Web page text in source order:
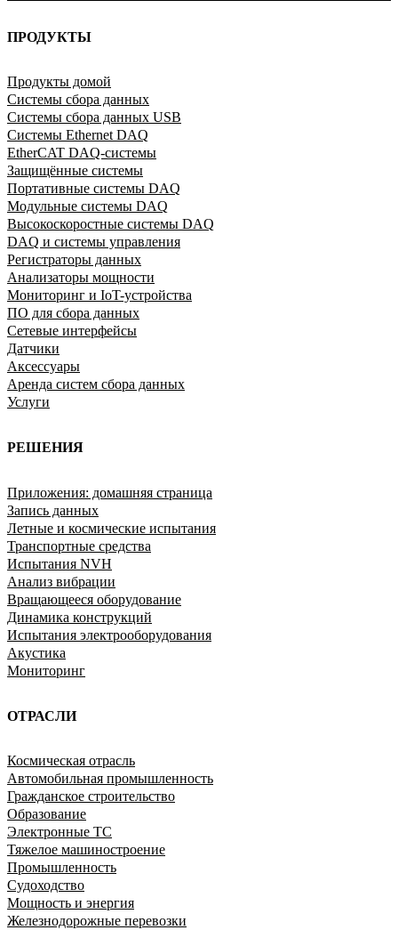
ПРОДУКТЫ
Продукты домой
Системы сбора данных
Системы сбора данных USB
Системы Ethernet DAQ
EtherCAT DAQ-системы
Защищённые системы
Портативные системы DAQ
Модульные системы DAQ
Высокоскоростные системы DAQ
DAQ и системы управления
Регистраторы данных
Анализаторы мощности
Мониторинг и IoT-устройства
ПО для сбора данных
Сетевые интерфейсы
Датчики
Аксессуары
Аренда систем сбора данных
Услуги
РЕШЕНИЯ
Приложения: домашняя страница
Запись данных
Летные и космические испытания
Транспортные средства
Испытания NVH
Анализ вибрации
Вращающееся оборудование
Динамика конструкций
Испытания электрооборудования
Акустика
Мониторинг
ОТРАСЛИ
Космическая отрасль
Автомобильная промышленность
Гражданское строительство
Образование
Электронные ТС
Тяжелое машиностроение
Промышленность
Судоходство
Мощность и энергия
Железнодорожные перевозки